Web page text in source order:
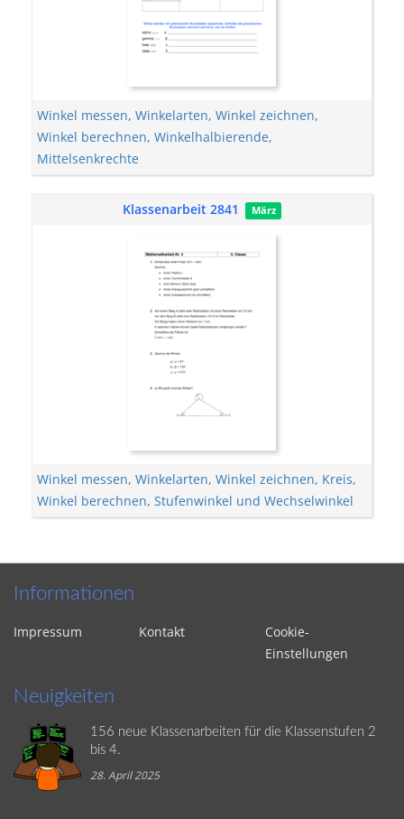
Winkel messen, Winkelarten, Winkel zeichnen,
Winkel berechnen, Winkelhalbierende,
Mittelsenkrechte
Klassenarbeit 2841 März
Winkel messen, Winkelarten, Winkel zeichnen, Kreis,
Winkel berechnen, Stufenwinkel und Wechselwinkel
Informationen
Impressum Kontakt
Cookie-
Einstellungen
Neuigkeiten
156 neue Klassenarbeiten für die Klassenstufen 2
bis 4.
28. April 2025